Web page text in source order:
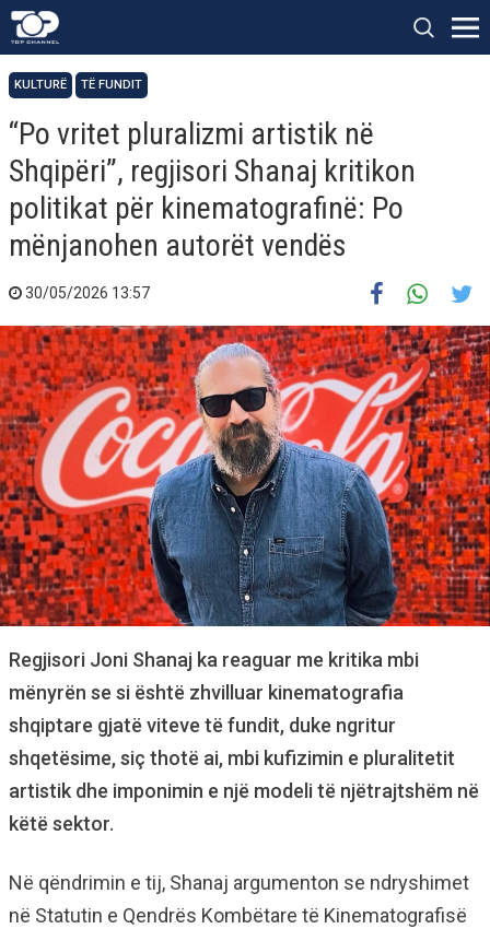
KULTURË TË FUNDIT
“Po vritet pluralizmi artistik në
Shqipëri”, regjisori Shanaj kritikon
politikat për kinematografinë: Po
mënjanohen autorët vendës
30/05/2026 13:57
Regjisori Joni Shanaj ka reaguar me kritika mbi
mënyrën se si është zhvilluar kinematografia
shqiptare gjatë viteve të fundit, duke ngritur
shqetësime, siç thotë ai, mbi kufizimin e pluralitetit
artistik dhe imponimin e një modeli të njëtrajtshëm në
këtë sektor.
Në qëndrimin e tij, Shanaj argumenton se ndryshimet
në Statutin e Qendrës Kombëtare të Kinematografisë